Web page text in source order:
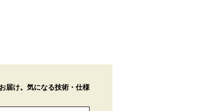
届け。気になる技術・仕様